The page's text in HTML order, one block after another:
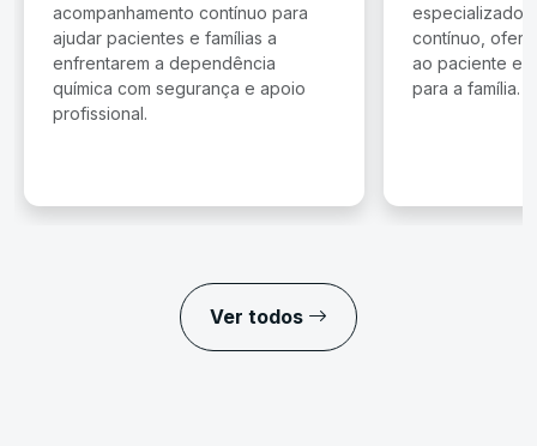
acompanhamento contínuo para
ajudar pacientes e famílias a
enfrentarem a dependência
química com segurança e apoio
profissional.
especializado,
contínuo,
ao paciente e
para a família.
Ver todos